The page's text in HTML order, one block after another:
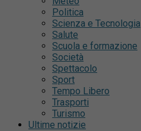
Politica
Scienza e Tecnologia
Salute
Scuola e formazione
Società
Spettacolo
Sport
Tempo Libero
Trasporti
Turismo
Ultime notizie